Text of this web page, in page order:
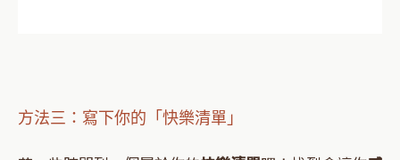
方法三：寫下你的「快樂清單」